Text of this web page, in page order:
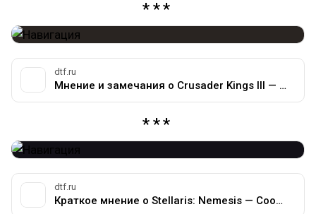
dtf.ru
Мнение и замечания о Crusader Kings III — Сообщество про игры компании Paradox на DTF
dtf.ru
Краткое мнение о Stellaris: Nemesis — Сообщество про игры компании Paradox на DTF